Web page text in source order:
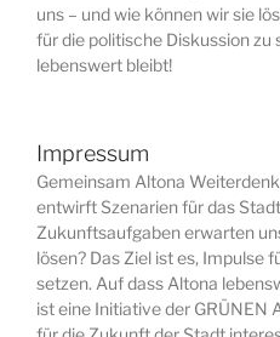
uns – und wie können wir sie
für die politische Diskussion zu
lebenswert bleibt!
Impressum
Gemeinsam Altona
entwirft Szenarien für das
Zukunftsaufgaben erwarten
lösen? Das Ziel ist es, Impulse
setzen. Auf dass Altona
ist eine Initiative der GRÜNEN